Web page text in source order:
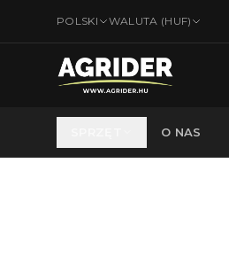
POLSKI WALUTA (HUF)
O NAS